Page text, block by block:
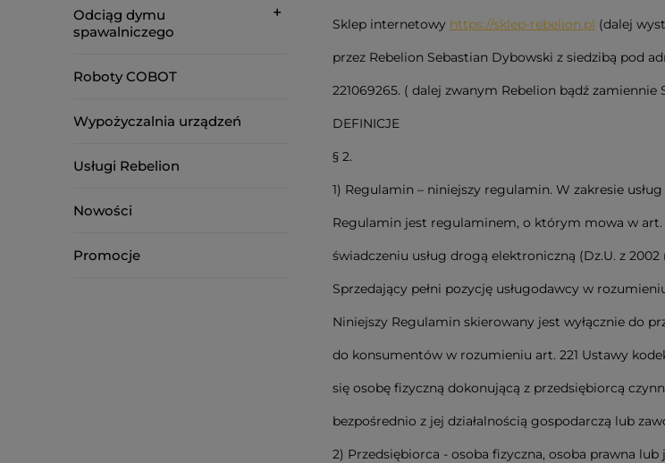
Odciąg dymu
spawalniczego
Roboty COBOT
Wypożyczalnia urządzeń
Usługi Rebelion
Nowości
Promocje
Sklep internetowy https://sklep-rebelion.pl (dalej
przez Rebelion Sebastian Dybowski z siedzibą pod
221069265. ( dalej zwanym Rebelion bądź zamiennie
DEFINICJE
§ 2.
1) Regulamin – niniejszy regulamin. W zakresie
Regulamin jest regulaminem, o którym mowa w art.
świadczeniu usług drogą elektroniczną (Dz.U. z 2002
Sprzedający pełni pozycję usługodawcy w
Niniejszy Regulamin skierowany jest wyłącznie do
do konsumentów w rozumieniu art. 221 Ustawy
się osobę fizyczną dokonującą z przedsiębiorcą
bezpośrednio z jej działalnością gospodarczą lub
2) Przedsiębiorca - osoba fizyczna, osoba prawna